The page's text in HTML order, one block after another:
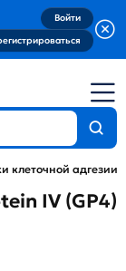
Войти
клеточной адгезии
IV (GP4)